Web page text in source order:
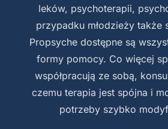
leków, psychoterapii,
przypadku młodzieży także
Propsyche dostępne są
formy pomocy. Co więcej
współpracują ze sobą,
czemu terapia jest spójna i
potrzeby szybko